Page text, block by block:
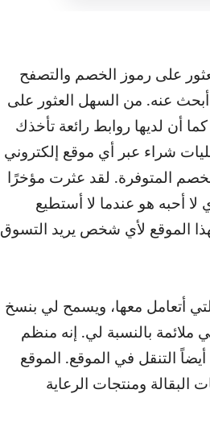
على رموز الخصم والتصفح
عنه. من السهل العثور على
أن لديها روابط رائعة تأخذك
شراء عبر أي موقع إلكتروني
المتوفرة. لقد عثرت مؤخرًا
الذي لا أحبه هو عندما لا أستطيع
الموقع لأي شخص يريد التسوق
أتعامل معها، ويسمح لي بنسخ
ملائمة بالنسبة لي. إنه منظم
التنقل في الموقع. الموقع
ومنتجات الرعاية